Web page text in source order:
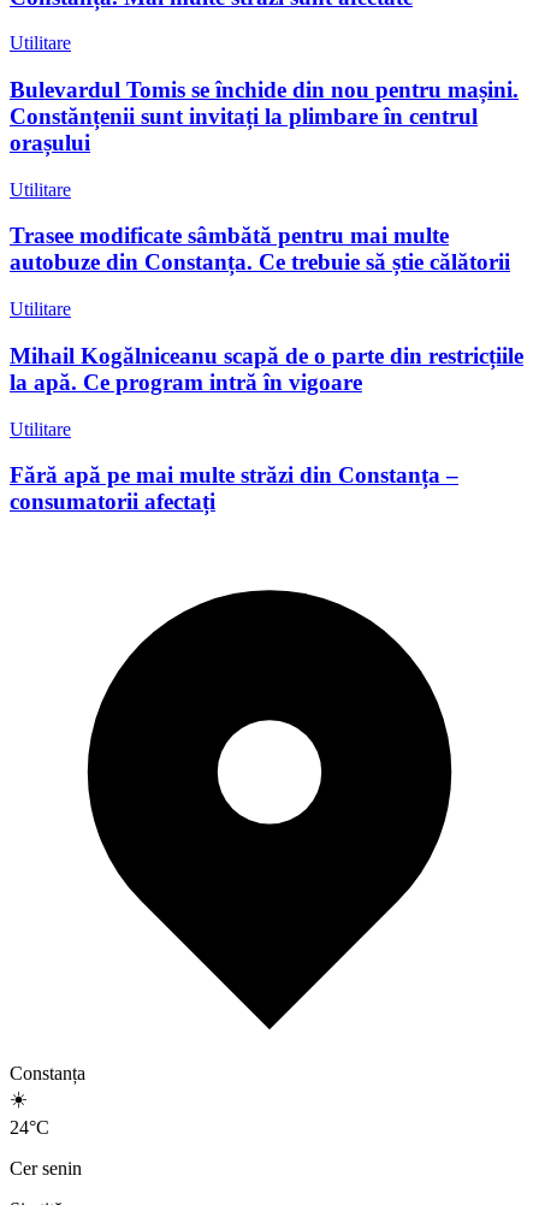
Utilitare
Bulevardul Tomis se închide din nou pentru mașini.
Constănțenii sunt invitați la plimbare în centrul
orașului
Utilitare
Trasee modificate sâmbătă pentru mai multe
autobuze din Constanța. Ce trebuie să știe călătorii
Utilitare
Mihail Kogălniceanu scapă de o parte din restricțiile
la apă. Ce program intră în vigoare
Utilitare
Fără apă pe mai multe străzi din Constanța –
consumatorii afectați
Constanța
☀️
24°C
Cer senin